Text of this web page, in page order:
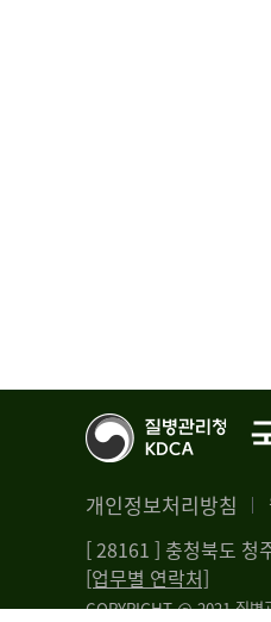
개인정보처리방침
[ 28161 ] 충청북도 청
[업무별 연락처]
COPYRIGHT @ 2021 질병